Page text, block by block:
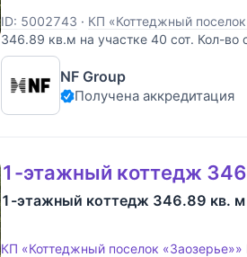
ID: 5002743 · КП «Коттеджный
346.89 кв.м на участке 40 cот. Кол-во
Новорижское шоссе, 60 км от МКАД.
деревянного бруса, увеличенного
NF Group
Получена аккредитация
1-этажный коттедж
1-этажный коттедж 346.89 кв. м
КП «Коттеджный поселок «Заозерье»»